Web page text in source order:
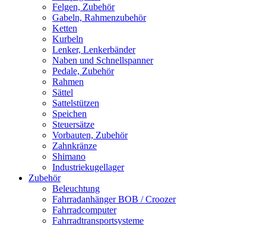
Felgen, Zubehör
Gabeln, Rahmenzubehör
Ketten
Kurbeln
Lenker, Lenkerbänder
Naben und Schnellspanner
Pedale, Zubehör
Rahmen
Sättel
Sattelstützen
Speichen
Steuersätze
Vorbauten, Zubehör
Zahnkränze
Shimano
Industriekugellager
Zubehör
Beleuchtung
Fahrradanhänger BOB / Croozer
Fahrradcomputer
Fahrradtransportsysteme